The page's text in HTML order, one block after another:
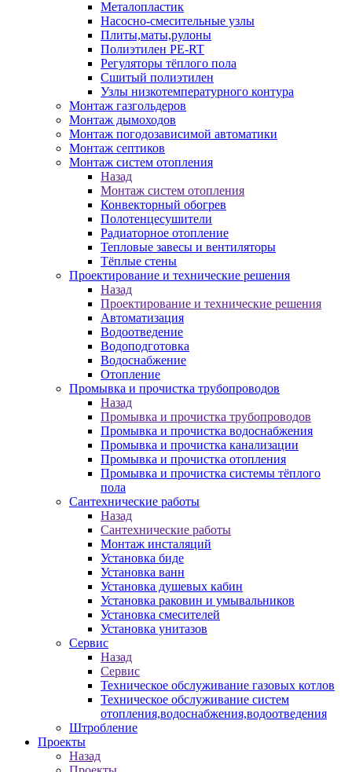
Металопластик
Насосно-смесительные узлы
Плиты,маты,рулоны
Полиэтилен PE-RT
Регуляторы тёплого пола
Сшитый полиэтилен
Узлы низкотемпературного контура
Монтаж газгольдеров
Монтаж дымоходов
Монтаж погодозависимой автоматики
Монтаж септиков
Монтаж систем отопления
Назад
Монтаж систем отопления
Конвекторный обогрев
Полотенцесушители
Радиаторное отопление
Тепловые завесы и вентиляторы
Тёплые стены
Проектирование и технические решения
Назад
Проектирование и технические решения
Автоматизация
Водоотведение
Водоподготовка
Водоснабжение
Отопление
Промывка и прочистка трубопроводов
Назад
Промывка и прочистка трубопроводов
Промывка и прочистка водоснабжения
Промывка и прочистка канализации
Промывка и прочистка отопления
Промывка и прочистка системы тёплого
пола
Сантехнические работы
Назад
Сантехнические работы
Монтаж инсталяций
Установка биде
Установка ванн
Установка душевых кабин
Установка раковин и умывальников
Установка смесителей
Установка унитазов
Сервис
Назад
Сервис
Техническое обслуживание газовых котлов
Техническое обслуживание систем
отопления,водоснабжения,водоотведения
Штробление
Проекты
Назад